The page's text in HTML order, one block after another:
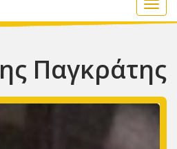
Παγκράτης